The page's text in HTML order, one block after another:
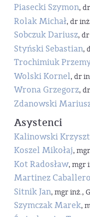
Piasecki Szymon,
Rolak Michał, dr
Sobczuk Dariusz,
Styński Sebastian,
Trochimiuk
Wolski Kornel, dr
Wrona Grzegorz,
Zdanowski
Asystenci
Kalinowski
Koszel Mikołaj,
Kot Radosław, mgr
Martinez
Sitnik Jan, mgr inż.,
Szymczak Marek,